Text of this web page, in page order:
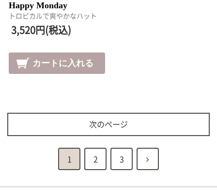
Happy Monday
トロピカルで爽やかなハット
3,520円(税込)
次のページ
1 2 3 次